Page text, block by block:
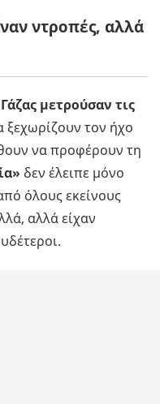
ντροπές, αλλά
μετρούσαν τις
τον ήχο
να προφέρουν τη
δεν έλειπε μόνο
όλους εκείνους
αλλά είχαν